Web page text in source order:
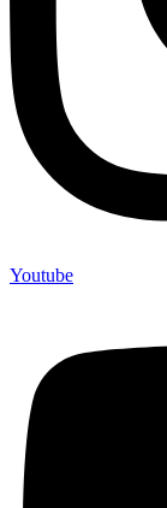
Youtube